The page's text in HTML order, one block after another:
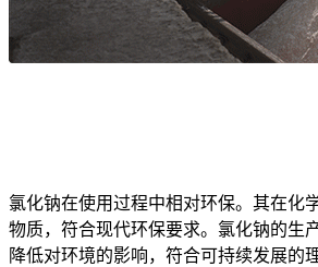
氯化钠在使用过程中相对环保。其在化
物质，符合现代环保要求。氯化钠的生
降低对环境的影响，符合可持续发展的